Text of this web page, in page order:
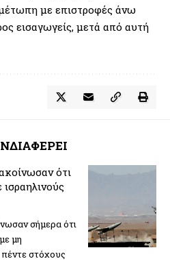
με επιστροφές άνω
εισαγωγείς, μετά από αυτή
ότι
σήμερα ότι
μη
στόχους